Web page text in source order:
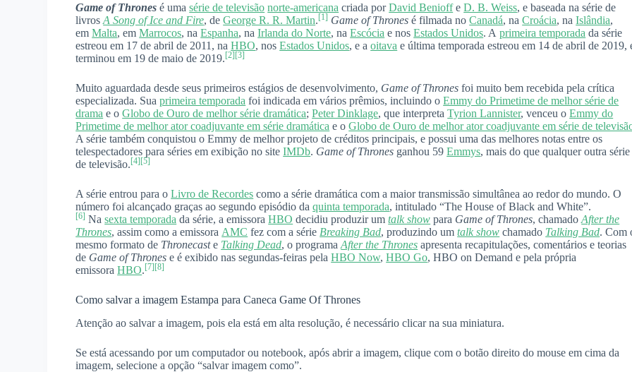
Game of Thrones é umasérie de televisão norte-americana criada porDavid BenioffeD. B. Weiss, e baseada na série de
livrosA Song of Ice and Fire, deGeorge R. R. Martin.[1] Game of Thrones é filmada noCanadá, naCroácia, naIslândia,
emMalta, emMarrocos, naEspanha, naIrlanda do Norte, naEscócia e nosEstados Unidos. Aprimeira temporada da série
estreou em 17 de abril de 2011, naHBO, nosEstados Unidos, e aoitava e última temporada estreou em 14 de abril de 2019,
terminou em 19 de maio de 2019.[2][3]
Muito aguardada desde seus primeiros estágios de desenvolvimento, Game of Thrones foi muito bem recebida pela crítica
especializada. Suaprimeira temporada foi indicada em vários prêmios, incluindo oEmmy do Primetime de melhor série de
drama e oGlobo de Ouro de melhor série dramática;Peter Dinklage, que interpretaTyrion Lannister, venceu oEmmy do
Primetime de melhor ator coadjuvante em série dramática e oGlobo de Ouro de melhor ator coadjuvante em série de
A série também conquistou o Emmy de melhor projeto de créditos principais, e possui uma das melhores notas entre os
telespectadores para séries em exibição no siteIMDb. Game of Thrones ganhou 59Emmys, mais do que qualquer outra série
de televisão.[4][5]
A série entrou para oLivro de Recordes como a série dramática com a maior transmissão simultânea ao redor do mundo. O
número foi alcançado graças ao segundo episódio daquinta temporada, intitulado “The House of Black and White”.
[6] Nasexta temporada da série, a emissoraHBO decidiu produzir umtalk show para Game of Thrones, chamadoAfter the
Thrones, assim como a emissora AMC fez com a série Breaking Bad, produzindo umtalk show chamado Talking Bad. Com
mesmo formato de Thronecaste Talking Dead, o programaAfter the Thrones apresenta recapitulações, comentários e teorias
de Game of Thrones e é exibido nas segundas-feiras pelaHBO Now,HBO Go, HBO on Demand e pela própria
emissoraHBO.[7][8]
Como salvar a imagem Estampa para Caneca Game Of Thrones
Atenção ao salvar a imagem, pois ela está em alta resolução, é necessário clicar na sua miniatura.
Se está acessando por um computador ou notebook, após abrir a imagem, clique com o botão direito do mouse em cima da
imagem, selecione a opção “salvar imagem como”.